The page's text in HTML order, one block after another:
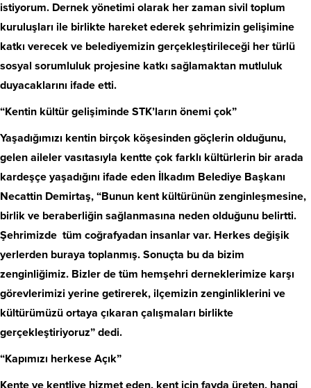
istiyorum. Dernek yönetimi olarak her zaman sivil toplum
kuruluşları ile birlikte hareket ederek şehrimizin gelişimine
katkı verecek ve belediyemizin gerçekleştirileceği her türlü
sosyal sorumluluk projesine katkı sağlamaktan mutluluk
duyacaklarını ifade etti.
“Kentin kültür gelişiminde STK’ların önemi çok”
Yaşadığımızı kentin birçok köşesinden göçlerin olduğunu,
gelen aileler vasıtasıyla kentte çok farklı kültürlerin bir arada
kardeşçe yaşadığını ifade eden İlkadım Belediye Başkanı
Necattin Demirtaş, “Bunun kent kültürünün zenginleşmesine,
birlik ve beraberliğin sağlanmasına neden olduğunu belirtti.
Şehrimizde tüm coğrafyadan insanlar var. Herkes değişik
yerlerden buraya toplanmış. Sonuçta bu da bizim
zenginliğimiz. Bizler de tüm hemşehri derneklerimize karşı
görevlerimizi yerine getirerek, ilçemizin zenginliklerini ve
kültürümüzü ortaya çıkaran çalışmaları birlikte
gerçekleştiriyoruz” dedi.
“Kapımızı herkese Açık”